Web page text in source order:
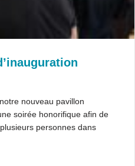
nouveau pavillon
soirée honorifique afin de
personnes dans
d’inauguration